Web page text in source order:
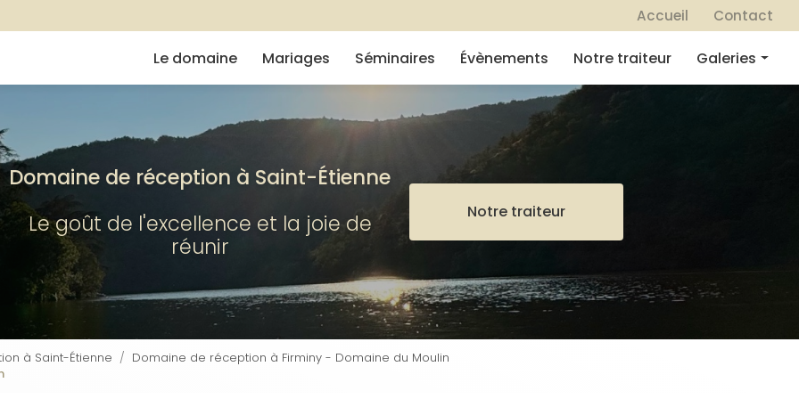
Accueil Contact
Le domaine
Mariages Séminaires Évènements Notre traiteur Galeries
Domaine de réception à Saint-Étienne
Le goût de l'excellence et la joie de
réunir
Notre traiteur
à Saint-Étienne
Domaine de réception à Firminy - Domaine du Moulin